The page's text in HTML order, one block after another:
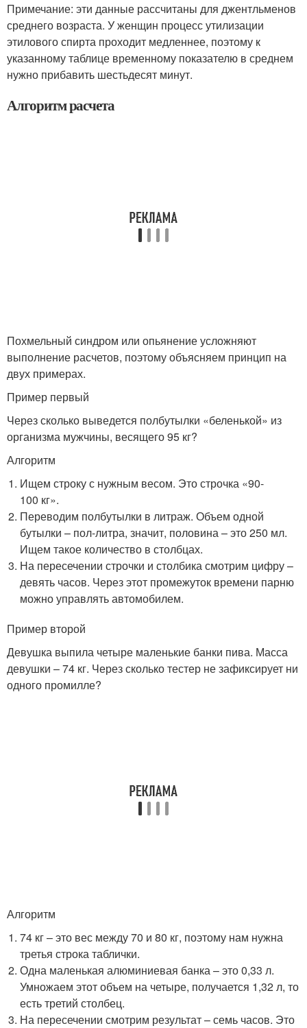
Примечание: эти данные рассчитаны для джентльменов
среднего возраста. У женщин процесс утилизации
этилового спирта проходит медленнее, поэтому к
указанному таблице временному показателю в среднем
нужно прибавить шестьдесят минут.
Алгоритм расчета
Похмельный синдром или опьянение усложняют
выполнение расчетов, поэтому объясняем принцип на
двух примерах.
Пример первый
Через сколько выведется полбутылки «беленькой» из
организма мужчины, весящего 95 кг?
Алгоритм
Ищем строку с нужным весом. Это строчка «90-
100 кг».
Переводим полбутылки в литраж. Объем одной
бутылки – пол-литра, значит, половина – это 250 мл.
Ищем такое количество в столбцах.
На пересечении строчки и столбика смотрим цифру –
девять часов. Через этот промежуток времени парню
можно управлять автомобилем.
Пример второй
Девушка выпила четыре маленькие банки пива. Масса
девушки – 74 кг. Через сколько тестер не зафиксирует ни
одного промилле?
Алгоритм
74 кг – это вес между 70 и 80 кг, поэтому нам нужна
третья строка таблички.
Одна маленькая алюминиевая банка – это 0,33 л.
Умножаем этот объем на четыре, получается 1,32 л, то
есть третий столбец.
На пересечении смотрим результат – семь часов. Это